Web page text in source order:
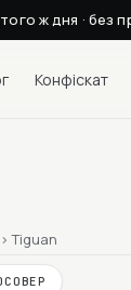
ж дня · без
Конфіскат
› Tiguan